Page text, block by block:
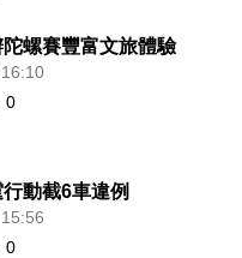
螺賽豐富文旅體驗
0
動截6車違例
0